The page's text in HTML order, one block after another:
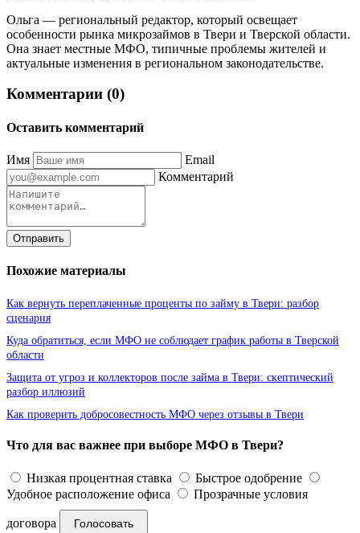
Ольга — региональный редактор, который освещает
особенности рынка микрозаймов в Твери и Тверской области.
Она знает местные МФО, типичные проблемы жителей и
актуальные изменения в региональном законодательстве.
Комментарии (0)
Оставить комментарий
Имя
Email
Комментарий
Отправить
Похожие материалы
Как вернуть переплаченные проценты по займу в Твери: разбор
сценария
Куда обратиться, если МФО не соблюдает график работы в Тверской
области
Защита от угроз и коллекторов после займа в Твери: скептический
разбор иллюзий
Как проверить добросовестность МФО через отзывы в Твери
Что для вас важнее при выборе МФО в Твери?
Низкая процентная ставка
Быстрое одобрение
Удобное расположение офиса
Прозрачные условия
договора Голосовать